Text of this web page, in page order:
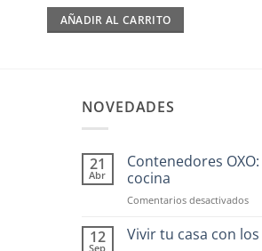
AÑADIR AL CARRITO
NOVEDADES
21
Abr
Contenedores
cocina
Comentarios desactivadosen
12
Sep
Vivir tu casa con